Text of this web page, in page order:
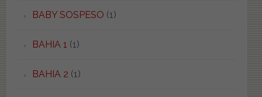
BABY SOSPESO (1)
BAHIA 1 (1)
BAHIA 2 (1)